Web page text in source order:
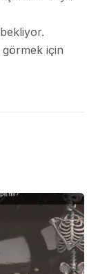
görmek için